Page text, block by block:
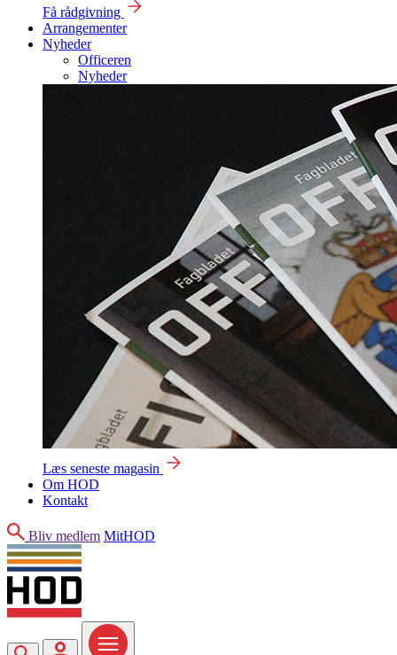
Få rådgivning
Arrangementer
Nyheder
Officeren
Nyheder
Læs seneste magasin
Om HOD
Kontakt
Søg
Bliv medlem MitHOD